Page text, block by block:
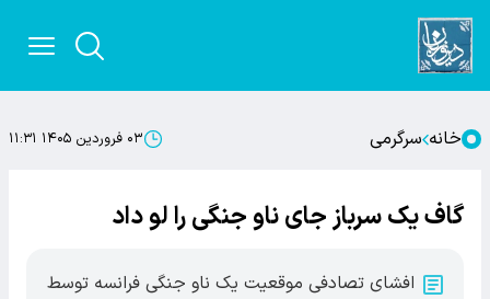
خانه سرگرمی ۰۳ فروردین ۱۴۰۵ ۱۱:۳۱
گاف یک سرباز جای ناو جنگی را لو داد
افشای تصادفی موقعیت یک ناو جنگی فرانسه توسط